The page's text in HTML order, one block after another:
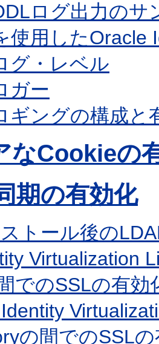
ログ出力のサ
使用したOracle
グ・レベル
ガー
ギングの構成と
なCookieの
期の有効化
トール後の
Virtualization
でのSSLの有効
Identity
の間でのSSL